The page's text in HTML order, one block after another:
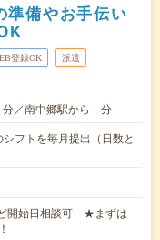
準備やお手伝い
登録OK 派遣
／南中郷駅から---分
フトを毎月提出（日数と
ど開始日相談可 ★まずは